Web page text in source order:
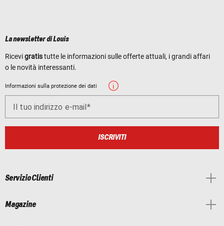
La newsletter di Louis
Ricevigratistutte le informazioni sulle offerte attuali, i grandi affari
o le novità interessanti.
Informazioni sulla protezione dei dati
Il tuo indirizzo e-mail
ISCRIVITI
Servizio Clienti
Magazine